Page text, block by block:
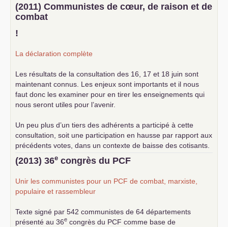
(2011) Communistes de cœur, de raison et de
combat
!
La déclaration complète
Les résultats de la consultation des 16, 17 et 18 juin sont
maintenant connus. Les enjeux sont importants et il nous
faut donc les examiner pour en tirer les enseignements qui
nous seront utiles pour l’avenir.
Un peu plus d’un tiers des adhérents a participé à cette
consultation, soit une participation en hausse par rapport aux
précédents votes, dans un contexte de baisse des cotisants.
... lire la suite
(2013) 36e congrès du PCF
Unir les communistes pour un PCF de combat, marxiste,
populaire et rassembleur
Texte signé par 542 communistes de 64 départements
présenté au 36e congrès du PCF comme base de